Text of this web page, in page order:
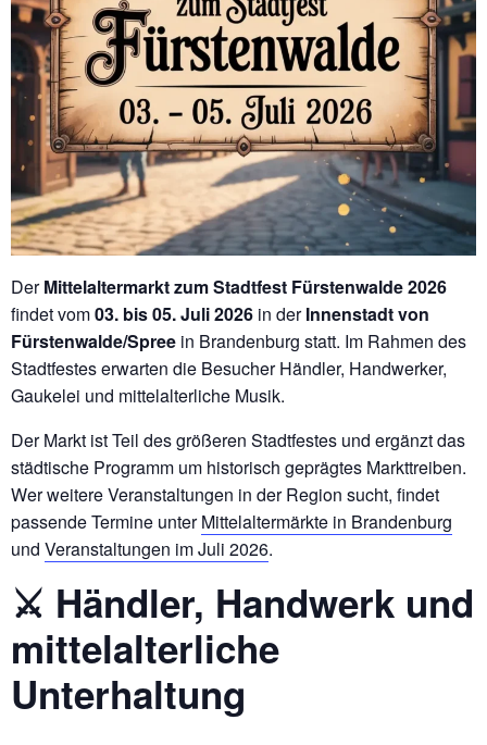
DerMittelaltermarkt zum Stadtfest Fürstenwalde 2026
findet vom03. bis 05. Juli 2026 in derInnenstadt von
Fürstenwalde/Spree in Brandenburg statt. Im Rahmen des
Stadtfestes erwarten die Besucher Händler, Handwerker,
Gaukelei und mittelalterliche Musik.
Der Markt ist Teil des größeren Stadtfestes und ergänzt das
städtische Programm um historisch geprägtes Markttreiben.
Wer weitere Veranstaltungen in der Region sucht, findet
passende Termine unterMittelaltermärkte in Brandenburg
und Veranstaltungen im Juli 2026.
⚔️ Händler, Handwerk und
mittelalterliche
Unterhaltung